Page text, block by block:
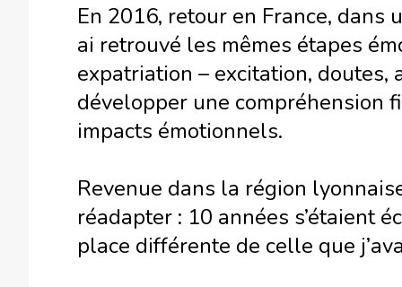
En 2016, retour en France, dans
ai retrouvé les mêmes étapes
expatriation – excitation, doutes,
développer une compréhension
impacts émotionnels.
Revenue dans la région
réadapter : 10 années s’étaient
place différente de celle que